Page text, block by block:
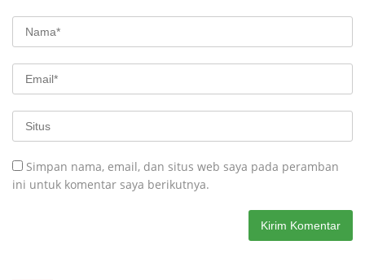
Simpan nama, email, dan situs web saya pada peramban
ini untuk komentar saya berikutnya.